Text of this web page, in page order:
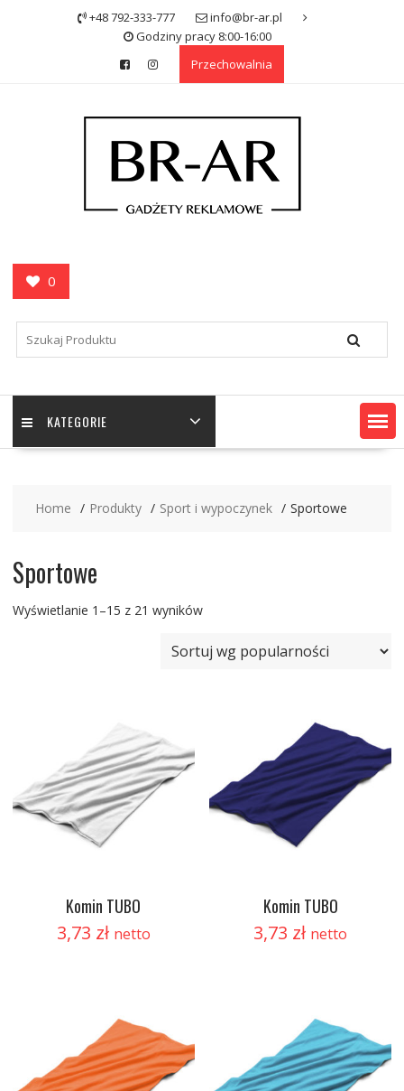
+48 792-333-777
info@br-ar.pl
Godziny pracy 8:00-16:00
Przechowalnia
0
KATEGORIE
Home Produkty Sport i wypoczynek Sportowe
Sportowe
Wyświetlanie 1–15 z 21 wyników
Komin TUBO
3,73 zł netto
Komin TUBO
3,73 zł netto